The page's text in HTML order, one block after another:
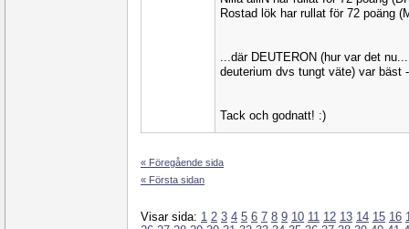
Rostad lök har rullat för 72 poäng
...där DEUTERON (hur var det
deuterium dvs tungt väte) var bäst
Tack och godnatt! :)
« Föregående sida
« Första sidan
Visar sida: 1 2 3 4 5 6 7 8 9 10 11 12 13 14 15 16